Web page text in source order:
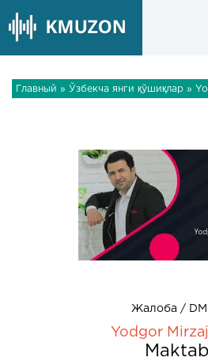
Главный » Ўзбекча янги қўшиқлар »
Жалоба /
Yodgor
Maktab